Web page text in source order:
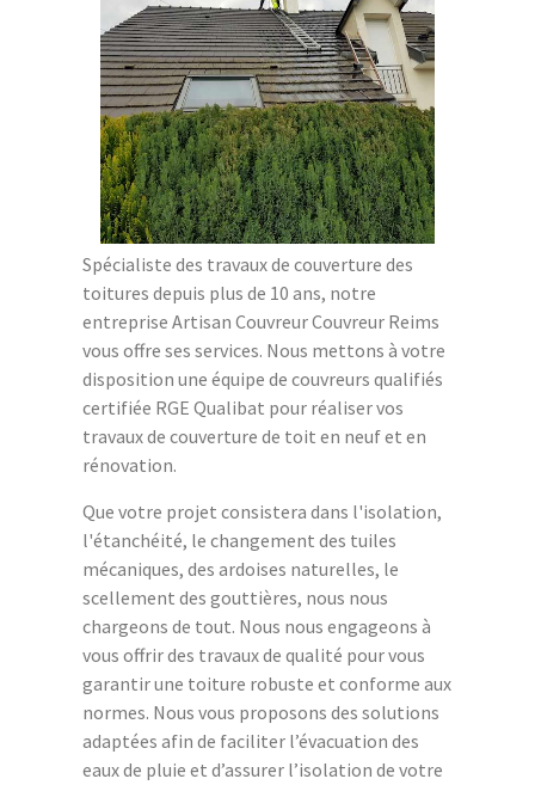
Spécialiste des travaux de couverture des
toitures depuis plus de 10 ans, notre
entreprise Artisan Couvreur Couvreur Reims
vous offre ses services. Nous mettons à votre
disposition une équipe de couvreurs qualifiés
certifiée RGE Qualibat pour réaliser vos
travaux de couverture de toit en neuf et en
rénovation.
Que votre projet consistera dans l'isolation,
l'étanchéité, le changement des tuiles
mécaniques, des ardoises naturelles, le
scellement des gouttières, nous nous
chargeons de tout. Nous nous engageons à
vous offrir des travaux de qualité pour vous
garantir une toiture robuste et conforme aux
normes. Nous vous proposons des solutions
adaptées afin de faciliter l’évacuation des
eaux de pluie et d’assurer l’isolation de votre